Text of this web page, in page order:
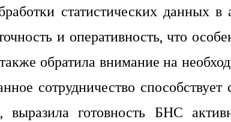
статистических данных в
и оперативность, что
обратила внимание на
сотрудничество
выразила готовность БНС